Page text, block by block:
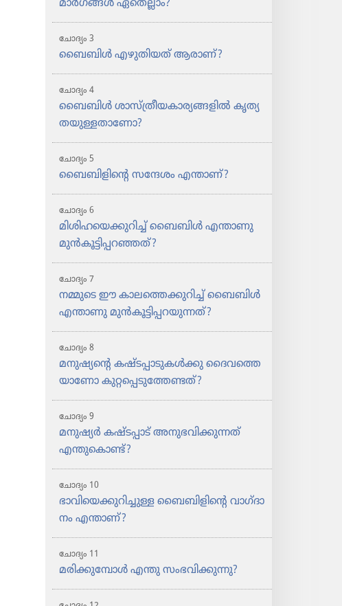
മാർഗങ്ങൾ ഏതെല്ലാം?
ചോദ്യം 3
ബൈബിൾ എഴുതി​യത്‌ ആരാണ്‌?
ചോദ്യം 4
ബൈബിൾ ശാസ്‌ത്രീ​യ​കാ​ര്യ​ങ്ങ​ളിൽ കൃത്യ​
ത​യു​ള്ള​താ​ണോ?
ചോദ്യം 5
ബൈബി​ളി​ന്റെ സന്ദേശം എന്താണ്‌?
ചോദ്യം 6
മിശി​ഹ​യെ​ക്കു​റി​ച്ച്‌ ബൈബിൾ എന്താണു
മുൻകൂ​ട്ടി​പ്പ​റ​ഞ്ഞത്‌?
ചോദ്യം 7
നമ്മുടെ ഈ കാല​ത്തെ​ക്കു​റി​ച്ച്‌ ബൈബിൾ
എന്താണു മുൻകൂ​ട്ടി​പ്പ​റ​യു​ന്നത്‌?
ചോദ്യം 8
മനുഷ്യ​ന്റെ കഷ്ടപ്പാ​ടു​കൾക്കു ദൈവ​ത്തെ​
യാ​ണോ കുറ്റ​പ്പെ​ടു​ത്തേ​ണ്ടത്‌?
ചോദ്യം 9
മനുഷ്യർ കഷ്ടപ്പാട്‌ അനുഭ​വി​ക്കു​ന്നത്‌
എന്തു​കൊ​ണ്ട്‌?
ചോദ്യം 10
ഭാവി​യെ​ക്കു​റി​ച്ചുള്ള ബൈബി​ളി​ന്റെ വാഗ്‌ദാ​
നം എന്താണ്‌?
ചോദ്യം 11
മരിക്കു​മ്പോൾ എന്തു സംഭവി​ക്കു​ന്നു?